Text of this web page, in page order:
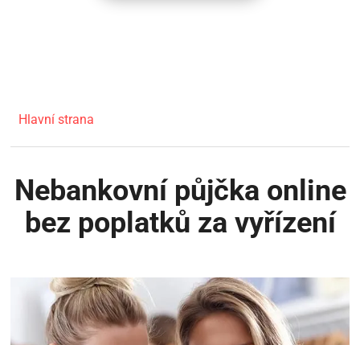
Hlavní strana
Nebankovní půjčka online
bez poplatků za vyřízení